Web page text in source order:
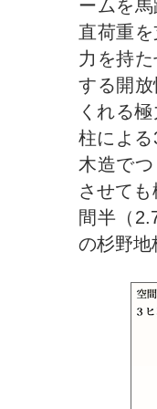
ームを
直荷重
力を持
する開
くれる
柱によ
木造で
させて
間半（
の杉野地